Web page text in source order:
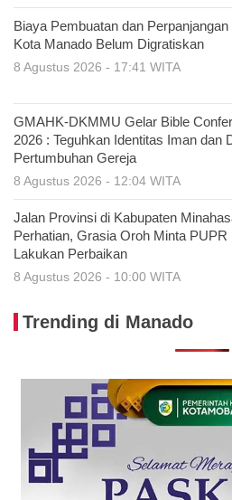
Biaya Pembuatan dan
Kota Manado Belum Digratiskan
8 Agustus 2026 - 17:41 WITA
GMAHK-DKMMU Gelar Bible
2026 : Teguhkan Identitas Iman dan
Pertumbuhan Gereja
8 Agustus 2026 - 12:04 WITA
Jalan Provinsi di Kabupaten
Perhatian, Grasia Oroh Minta PUPR
Lakukan Perbaikan
8 Agustus 2026 - 10:00 WITA
Trending di Manado